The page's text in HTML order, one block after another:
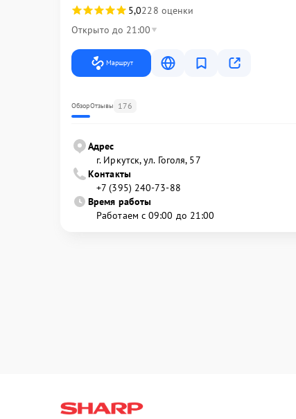
5,0228 оценки
Открыто до 21:00
Маршрут
ОбзорОтзывы 176
Адрес
г. Иркутск, ул. ​Гоголя, 57
Контакты
+7 (395) 240-73-88
Время работы
Работаем с 09:00 до 21:00